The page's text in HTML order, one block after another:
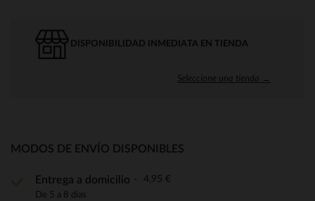
DISPONIBILIDAD INMEDIATA EN TIENDA
Seleccione una tienda →
MODOS DE ENVÍO DISPONIBLES
Entrega a domicilio 4,95 €
De 5 a 8 días